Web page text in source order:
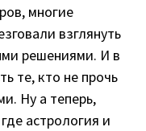
многие
взглянуть
решениями. И в
те, кто не прочь
Ну а теперь,
астрология и